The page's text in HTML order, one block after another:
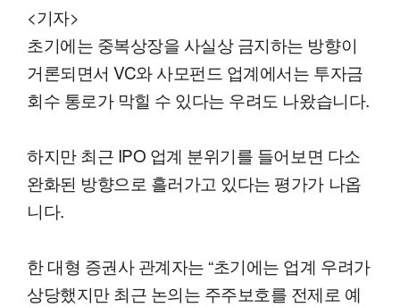
<기자>
초기에는 중복상장을 사실상 금지하는 방향이
거론되면서 VC와 사모펀드 업계에서는 투자금
회수 통로가 막힐 수 있다는 우려도 나왔습니다.
하지만 최근 IPO 업계 분위기를 들어보면 다소
완화된 방향으로 흘러가고 있다는 평가가 나옵
니다.
한 대형 증권사 관계자는 “초기에는 업계 우려가
상당했지만 최근 논의는 주주보호를 전제로 예